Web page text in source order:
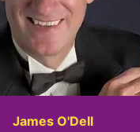
James O'Dell